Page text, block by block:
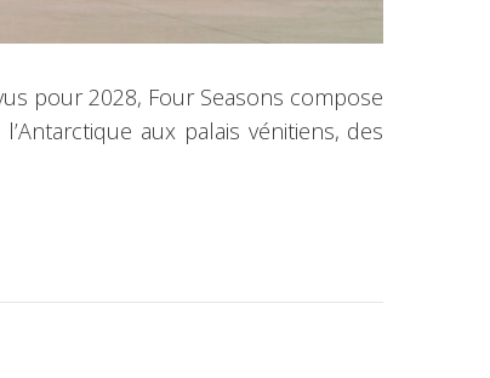
pour 2028, Four Seasons compose
aux palais vénitiens, des